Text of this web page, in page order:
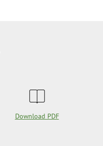
Download PDF